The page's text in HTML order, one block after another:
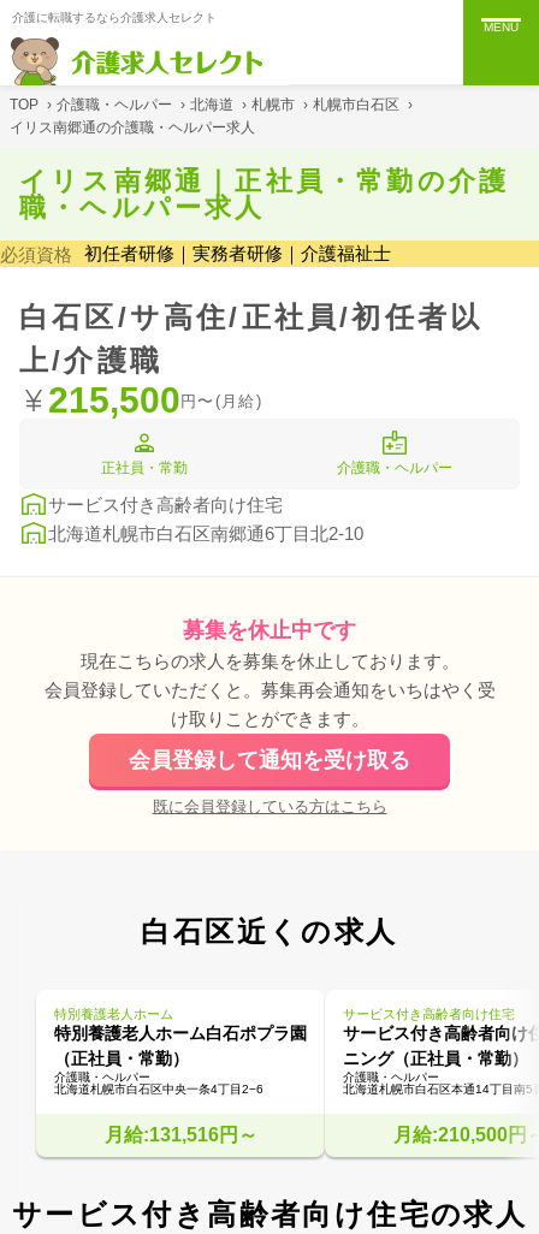
介護に転職するなら介護求人セレクト
MENU
TOP › 介護職・ヘルパー › 北海道 › 札幌市 › 札幌市白石区 ›
イリス南郷通の介護職・ヘルパー求人
イリス南郷通｜正社員・常勤の介護
職・ヘルパー求人
必須資格 初任者研修｜実務者研修｜介護福祉士
白石区/サ高住/正社員/初任者以
上/介護職
215,500円〜(月給)
正社員・常勤 介護職・ヘルパー
サービス付き高齢者向け住宅
北海道札幌市白石区南郷通6丁目北2-10
募集を休止中です
現在こちらの求人を募集を休止しております。
会員登録していただくと。募集再会通知をいちはやく受
け取りことができます。
会員登録して通知を受け取る
既に会員登録している方はこちら
白石区近くの求人
特別養護老人ホーム
特別養護老人ホーム白石ポプラ園
（正社員・常勤）
介護職・ヘルパー
北海道札幌市白石区中央一条4丁目2−6
月給:131,516円～
サービス付き高齢者向け住宅
サービス付き高齢者向け
ニング（正社員・常勤）
介護職・ヘルパー
北海道札幌市白石区本通14丁目南5
月給:210,500円
サービス付き高齢者向け住宅の求人